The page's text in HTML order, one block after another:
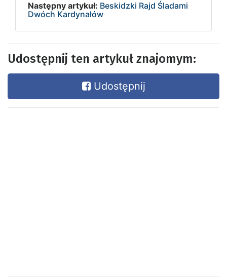
Następny artykuł: Beskidzki Rajd Śladami
Dwóch Kardynałów
Udostępnij ten artykuł znajomym:
Udostępnij